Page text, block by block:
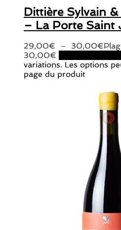
Dittière Sylvain
– La Porte Saint
29,00€ – 30,00€
30,00€
variations. Les options
page du produit